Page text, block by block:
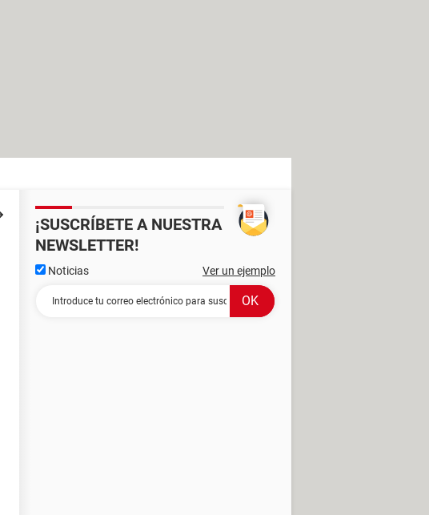
¡SUSCRÍBETE A NUESTRA
NEWSLETTER!
Noticias Ver un ejemplo